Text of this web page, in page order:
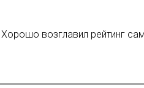
возглавил рейтинг